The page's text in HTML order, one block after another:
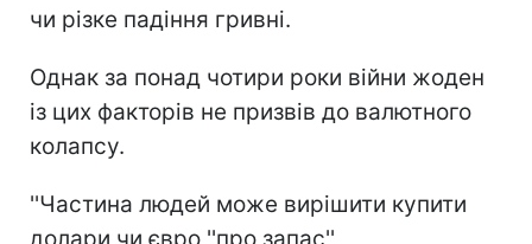
чи різке падіння гривні.
Однак за понад чотири роки війни жоден
із цих факторів не призвів до валютного
колапсу.
''Частина людей може вирішити купити
долари чи євро ''про запас'',